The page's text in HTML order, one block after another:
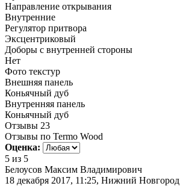
Направление открывания
Внутренние
Регулятор притвора
Эксцентриковый
Доборы с внутренней стороны
Нет
Фото текстур
Внешняя панель
Коньячный дуб
Внутренняя панель
Коньячный дуб
Отзывы 23
Отзывы по Termo Wood
Оценка:
5 из 5
Белоусов Максим Владимирович
18 декабря 2017, 11:25, Нижний Новгород